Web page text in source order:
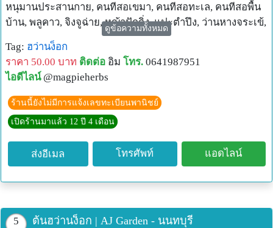
หนุมานประสานกาย, คนทีสอเขมา, คนทีสอทะเล, คนทีสอพื้น
บ้าน, พลูคาว, จิงจูฉ่าย, หญ้าปักกิ่ง, แปะตำปึง, ว่านหางจระเข้,
ฟ้าทะลายโจร, ดีปลี, ย่านาง, ต้นบัวบก, ชมจันทร์, อ่อมแซ่บ
(เบญจรงค์ 5 สี) พญายอ (เสลดพังพอนตัวเมีย), เสลดพังพอน
ตัวผู้, ทองพันชั่ง, เหงือกปลาหมอ, ฮว่านง็อก, หญ้าหวาน, ว่าน
มหากาฬ, หญ้าไผ่น้ำ, เพชรสังฆาต, ธรณีสาร, พลู, ขลู่,
นางพญาไร้ใบ, รางจืด, พลูคาว, พระจันทร์ครึ่งซีก, โด่ไม่รู้ล้ม,
พรมมิ, อัญชัญ, ตะไคร้, อังกาบหนู, ขาไก่ดำ, หญ้าเอ็นยืด, บอ
ระเพ็ด, มะม่วงหาวมะนาวโห่, ผักหวานป่า, หูเสือ, ข่า, มะกรูด,
เนียมหอม, ยอ ) หน่อกล้วยน้ำว้า กล้วยหอมทองเพาะเลี้ยง
เนื้อเยื่อ ทั้งปลีกและส่ง Tel: 065-2624494 Line ID:
ดูข้อความทั้งหมด
Tag: ฮว่านง็อก
ราคา 50.00 บาท ติดต่อ อิม โทร. 0641987951
ไอดีไลน์ @magpieherbs
ร้านนี้ยังไม่มีการแจ้งเลขทะเบียนพานิชย์
เปิดร้านมาแล้ว 12 ปี 4 เดือน
ส่งอีเมล โทรศัพท์ แอดไลน์
5 ต้นฮว่านง็อก | AJ Garden - นนทบุรี